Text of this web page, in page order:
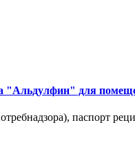
"Альдулфин" для
паспорт